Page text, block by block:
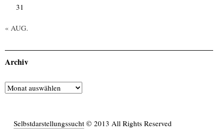
« AUG.
31
Archiv
Archiv
Selbstdarstellungssucht© 2013 All Rights Reserved